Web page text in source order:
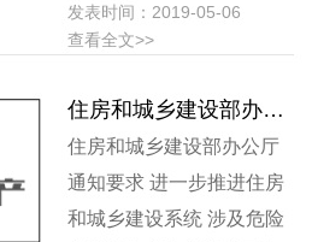
发表时间：2019-05-06
查看全文>>
住房和城乡建设部办公厅通知要求 进一步推进住房和城乡建设系统 涉及危险化学品安全综合治理工作
住房和城乡建设部办公厅
通知要求 进一步推进住房
和城乡建设系统 涉及危险